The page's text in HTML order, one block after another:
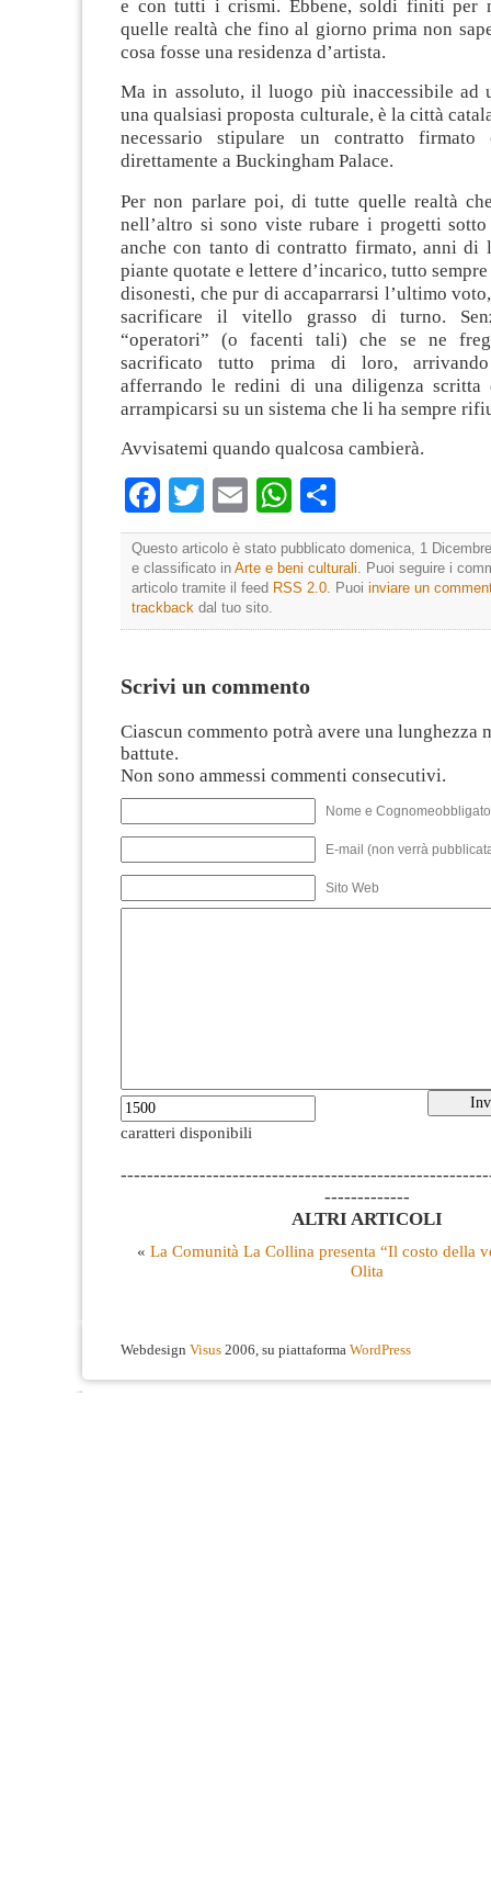
e con tutti i crismi. Ebbene, soldi finiti per
quelle realtà che fino al giorno prima non
cosa fosse una residenza d’artista.
Ma in assoluto, il luogo più inaccessibile ad
una qualsiasi proposta culturale, è la città
necessario stipulare un contratto
direttamente a Buckingham Palace.
Per non parlare poi, di tutte quelle realtà
nell’altro si sono viste rubare i progetti
anche con tanto di contratto firmato, anni di
piante quotate e lettere d’incarico, tutto
disonesti, che pur di accaparrarsi l’ultimo
sacrificare il vitello grasso di turno.
“operatori” (o facenti tali) che se ne
sacrificato tutto prima di loro,
afferrando le redini di una diligenza
arrampicarsi su un sistema che li ha sempre
Avvisatemi quando qualcosa cambierà.
Facebook
TwitterEmailWhatsApp
Questo articolo è stato pubblicato domenica, 1
e classificato in Arte e beni culturali. Puoi seguire i
articolo tramite il feed RSS 2.0. Puoi inviare un
trackback dal tuo sito.
Scrivi un commento
Ciascun commento potrà avere una lunghezza
battute.
Non sono ammessi commenti consecutivi.
Nome e
E-mail (non verrà
Sito Web
caratteri disponibili
-------------
ALTRI ARTICOLI
« La Comunità La Collina presenta “Il costo della
Olita
Webdesign Visus 2006, su piattaforma WordPress